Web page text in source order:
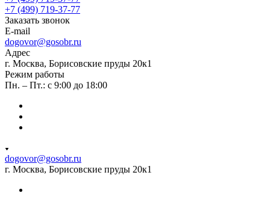
+7 (499) 719-37-77
Заказать звонок
E-mail
dogovor@gosobr.ru
Адрес
г. Москва, Борисовские пруды 20к1
Режим работы
Пн. – Пт.: с 9:00 до 18:00
dogovor@gosobr.ru
г. Москва, Борисовские пруды 20к1